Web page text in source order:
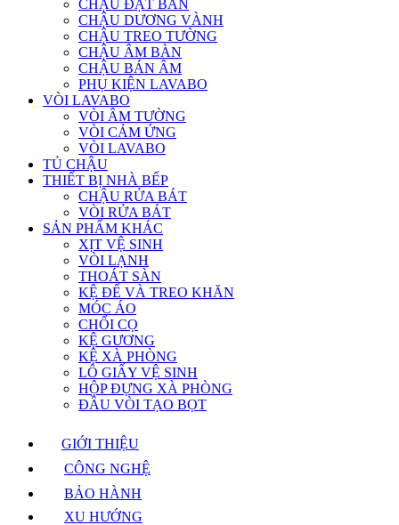
CHẬU ĐẶT BÀN
CHẬU DƯƠNG VÀNH
CHẬU TREO TƯỜNG
CHẬU ÂM BÀN
CHẬU BÁN ÂM
PHỤ KIỆN LAVABO
VÒI LAVABO
VÒI ÂM TƯỜNG
VÒI CẢM ỨNG
VÒI LAVABO
TỦ CHẬU
THIẾT BỊ NHÀ BẾP
CHẬU RỬA BÁT
VÒI RỬA BÁT
SẢN PHẨM KHÁC
XỊT VỆ SINH
VÒI LẠNH
THOÁT SÀN
KỆ ĐỂ VÀ TREO KHĂN
MÓC ÁO
CHỔI CỌ
KỆ GƯƠNG
KỆ XÀ PHÒNG
LÔ GIẤY VỆ SINH
HỘP ĐỰNG XÀ PHÒNG
ĐẦU VÒI TẠO BỌT
GIỚI THIỆU
CÔNG NGHỆ
BẢO HÀNH
XU HƯỚNG